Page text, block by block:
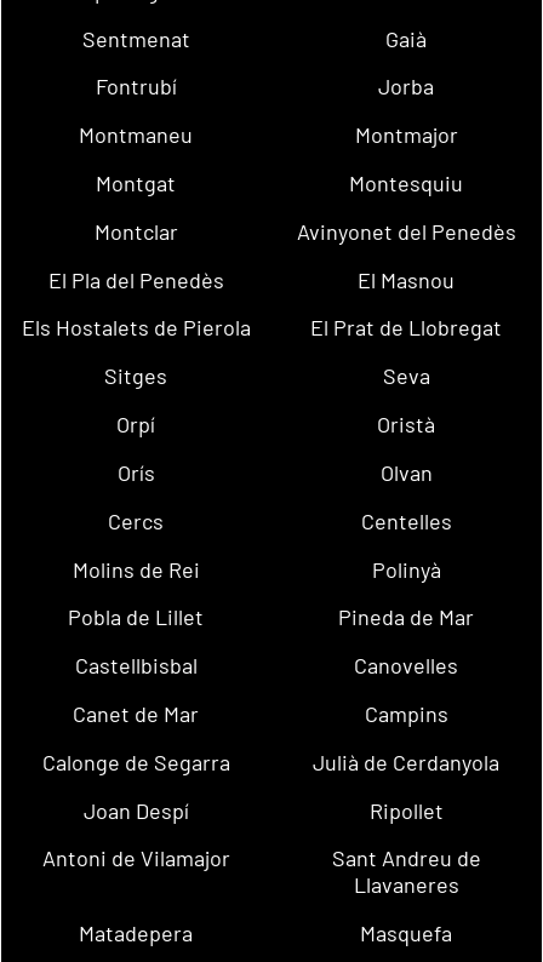
Sentmenat
Gaià
Fontrubí
Jorba
Montmaneu
Montmajor
Montgat
Montesquiu
Montclar
Avinyonet del Penedès
El Pla del Penedès
El Masnou
Els Hostalets de Pierola
El Prat de Llobregat
Sitges
Seva
Orpí
Oristà
Orís
Olvan
Cercs
Centelles
Molins de Rei
Polinyà
Pobla de Lillet
Pineda de Mar
Castellbisbal
Canovelles
Canet de Mar
Campins
Calonge de Segarra
Julià de Cerdanyola
Joan Despí
Ripollet
Antoni de Vilamajor
Sant Andreu de
Llavaneres
Matadepera
Masquefa